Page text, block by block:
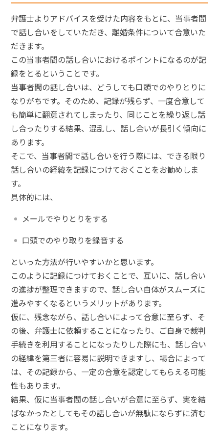
弁護士よりアドバイスを受けた内容をもとに、当事者間
で話し合いをしていただき、離婚条件について合意いた
だきます。
この当事者間の話し合いにおけるポイントになるのが記
録をとるということです。
当事者間の話し合いは、どうしても口頭でのやりとりに
なりがちです。そのため、記録が残らず、一度合意して
も簡単に翻意されてしまったり、同じことを繰り返し話
し合ったりする結果、混乱し、話し合いが長引く傾向に
あります。
そこで、当事者間で話し合いを行う際には、できる限り
話し合いの経緯を記録につけておくことをお勧めしま
す。
具体的には、
メールでやりとりをする
口頭でのやり取りを録音する
といった方法が行いやすいかと思います。
このように記録につけておくことで、互いに、話し合い
の進捗が整理できますので、話し合い自体がスムーズに
進みやすくなるというメリットがあります。
仮に、残念ながら、話し合いによって合意に至らず、そ
の後、弁護士に依頼することになったり、ご自身で裁判
手続きを利用することになったりした際にも、話し合い
の経緯を第三者に容易に説明できますし、場合によって
は、その記録から、一定の合意を認定してもらえる可能
性もあります。
結果、仮に当事者間の話し合いが合意に至らず、実を結
ばなかったとしてもその話し合いが無駄にならずに済む
ことになります。